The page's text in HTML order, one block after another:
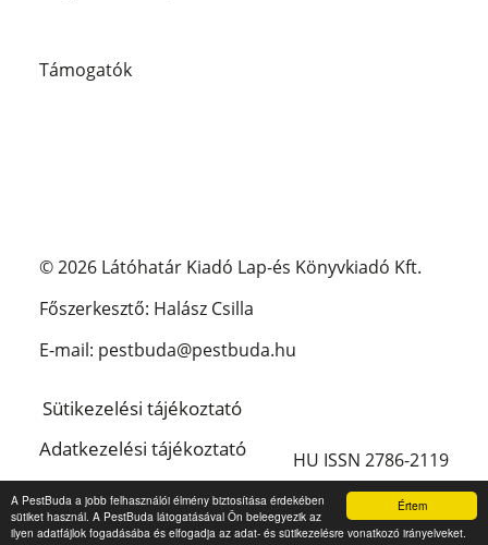
Értem
A PestBuda a jobb felhasználói élmény biztosítása érdekében
sütiket használ. A PestBuda látogatásával Ön beleegyezik az
ilyen adatfájlok fogadásába és elfogadja az adat- és sütikezelésre vonatkozó irányelveket.
Támogatók
© 2026 Látóhatár Kiadó Lap-és Könyvkiadó Kft.
Főszerkesztő: Halász Csilla
E-mail: pestbuda@pestbuda.hu
Sütikezelési tájékoztató
Adatkezelési tájékoztató
Impresszum
English
HU ISSN 2786-2119